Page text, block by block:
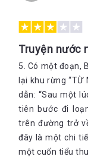
Truyện nước
5. Có một đoạn,
lại khu rừng “TỪ
dẫn: “Sau một
tiên bước đi
trên đường trở
đây là một chi
một cuốn tiểu